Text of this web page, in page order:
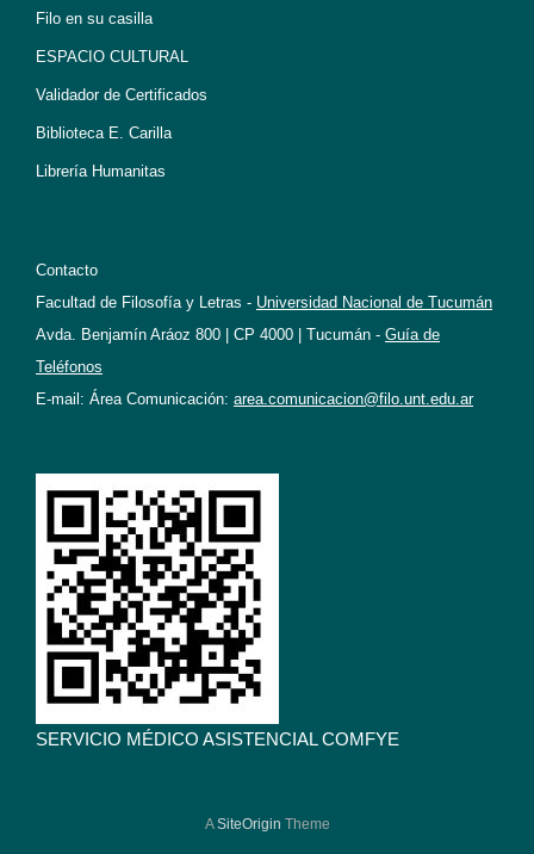
Filo en su casilla
ESPACIO CULTURAL
Validador de Certificados
Biblioteca E. Carilla
Librería Humanitas
Contacto
Facultad de Filosofía y Letras - Universidad Nacional de Tucumán
Avda. Benjamín Aráoz 800 | CP 4000 | Tucumán - Guía de
Teléfonos
E-mail: Área Comunicación: area.comunicacion@filo.unt.edu.ar
SERVICIO MÉDICO ASISTENCIAL COMFYE
ASiteOrigin Theme